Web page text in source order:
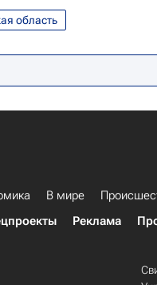
область
В мире
Реклама